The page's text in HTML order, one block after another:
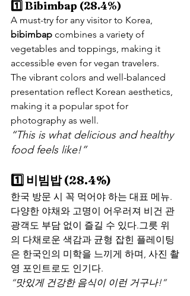
1️⃣ Bibimbap (28.4%)
A must-try for any visitor to Korea,
bibimbap combines a variety of
vegetables and toppings, making it
accessible even for vegan travelers.
The vibrant colors and well-balanced
presentation reflect Korean aesthetics,
making it a popular spot for
photography as well.
“This is what delicious and healthy
food feels like!”
1️⃣ 비빔밥 (28.4%)
한국 방문 시 꼭 먹어야 하는 대표 메뉴.
다양한 야채와 고명이 어우러져 비건 관
광객도 부담 없이 즐길 수 있다.그릇 위
의 다채로운 색감과 균형 잡힌 플레이팅
은 한국인의 미학을 느끼게 하며, 사진 촬
영 포인트로도 인기다.
“맛있게 건강한 음식이 이런 거구나!”